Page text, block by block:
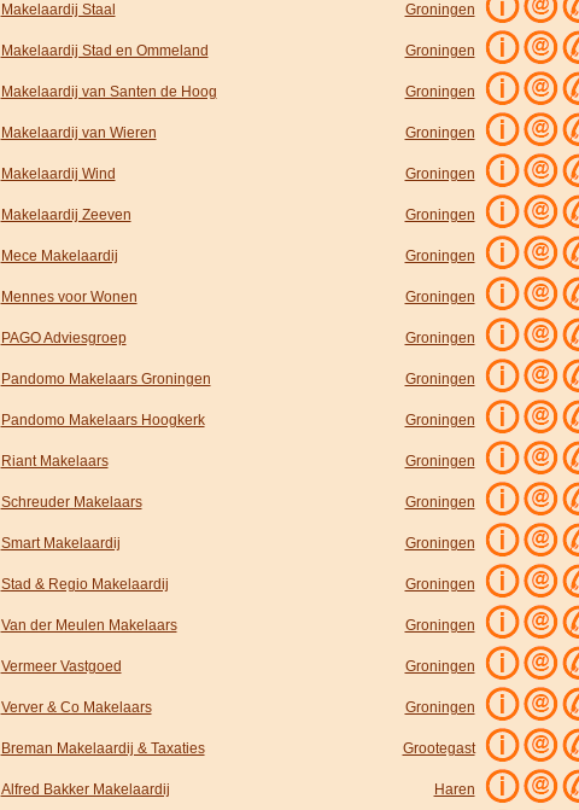
Makelaardij Staal Groningen
Makelaardij Stad en Ommeland Groningen
Makelaardij van Santen de Hoog Groningen
Makelaardij van Wieren Groningen
Makelaardij Wind Groningen
Makelaardij Zeeven Groningen
Mece Makelaardij Groningen
Mennes voor Wonen Groningen
PAGO Adviesgroep Groningen
Pandomo Makelaars Groningen Groningen
Pandomo Makelaars Hoogkerk Groningen
Riant Makelaars Groningen
Schreuder Makelaars Groningen
Smart Makelaardij Groningen
Stad & Regio Makelaardij Groningen
Van der Meulen Makelaars Groningen
Vermeer Vastgoed Groningen
Verver & Co Makelaars Groningen
Breman Makelaardij & Taxaties Grootegast
Alfred Bakker Makelaardij Haren